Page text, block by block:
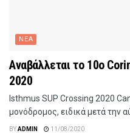
ΝΕΑ
Αναβάλλεται το 10o
2020
lsthmus SUP Crossing 2020
μονόδρομος, ειδικά μετά την
BYADMIN 11/08/2020